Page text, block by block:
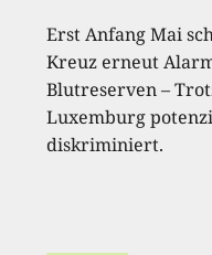
Erst Anfang Mai
Kreuz erneut
Blutreserven –
Luxemburg
diskriminiert.